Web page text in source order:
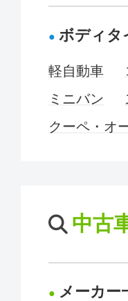
ボディタ
軽自動車
ミニバン
クーペ・オ
中古
メーカー